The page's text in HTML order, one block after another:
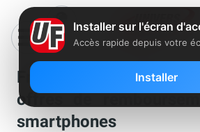
Free Mobile:
offres de
smartphones
Installer sur l'écran
Accès rapide depuis votre
Installer